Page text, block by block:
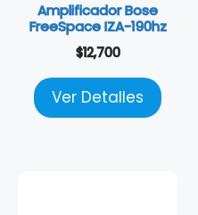
Amplificador Bose
FreeSpace IZA-190hz
$12,700
Ver Detalles